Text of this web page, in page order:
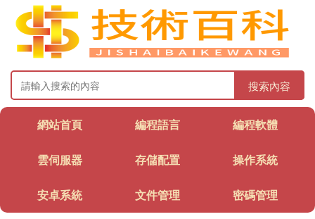
搜索內容
網站首頁 編程語言 編程軟體
雲伺服器 存儲配置 操作系統
安卓系統 文件管理 密碼管理